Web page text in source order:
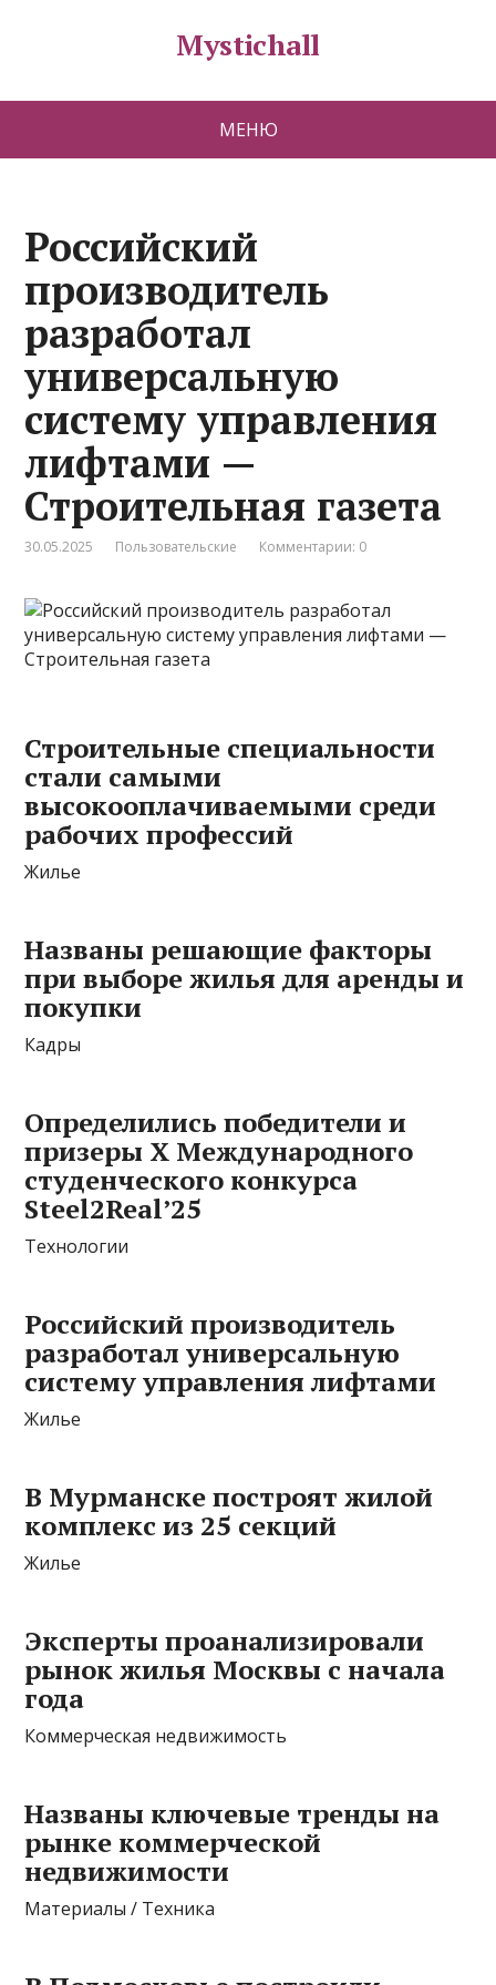
Mystichall
МЕНЮ
Российский
производитель
разработал
универсальную
систему управления
лифтами —
Строительная газета
30.05.2025 Пользовательские Комментарии: 0
Строительные специальности
стали самыми
высокооплачиваемыми среди
рабочих профессий
Жилье
Названы решающие факторы
при выборе жилья для аренды и
покупки
Кадры
Определились победители и
призеры X Международного
студенческого конкурса
Steel2Real’25
Технологии
Российский производитель
разработал универсальную
систему управления лифтами
Жилье
В Мурманске построят жилой
комплекс из 25 секций
Жилье
Эксперты проанализировали
рынок жилья Москвы с начала
года
Коммерческая недвижимость
Названы ключевые тренды на
рынке коммерческой
недвижимости
Материалы / Техника